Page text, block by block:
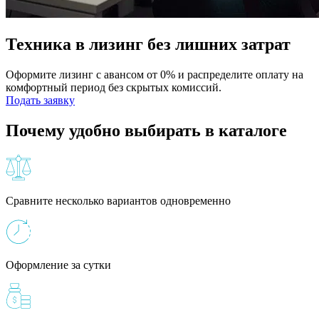
Техника в лизинг без лишних затрат
Оформите лизинг с авансом от 0% и распределите оплату на
комфортный период без скрытых комиссий.
Подать заявку
Почему удобно выбирать в каталоге
Сравните несколько вариантов одновременно
Оформление за сутки